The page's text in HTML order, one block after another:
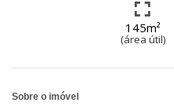
145m²
(área útil)
Sobre o imóvel